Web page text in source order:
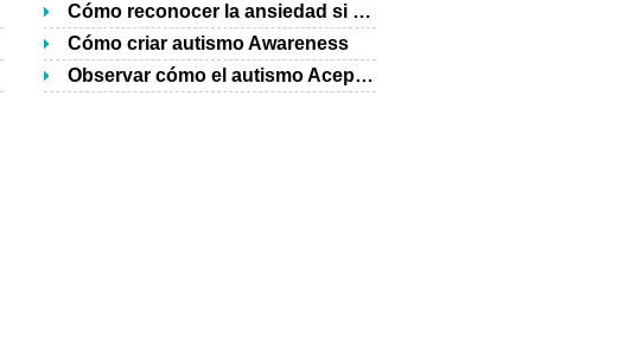
Cómo reconocer la ansiedad si usted es autista
Cómo criar autismo Awareness
Observar cómo el autismo Aceptación en abril